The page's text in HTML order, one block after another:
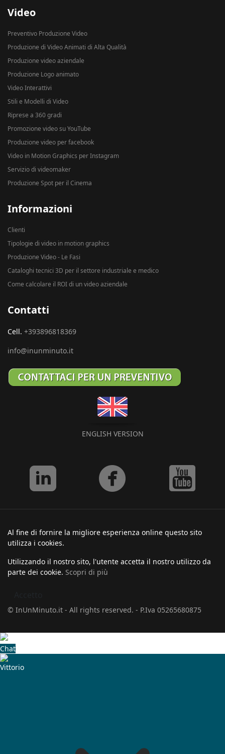
Video
Preventivo Produzione Video
Produzione di Video Animati di Alta Qualità
Produzione video aziendale
Produzione Logo animato
Video Interattivi
Stili e Modelli di Video
Riprese a 360 gradi
Promozione video su YouTube
Produzione video per facebook
Video in Motion Graphics per Instagram
Servizio di videomaker
Produzione Spot per il Cinema
Informazioni
Clienti
Tipologie di video in motion graphics
Produzione Video - Le Fasi
Cataloghi tecnici 3D per il settore industriale e medico
Come calcolare il ROI di un video aziendale
Contatti
Cell. +393896818369
info@inunminuto.it
ENGLISH VERSION
Al fine di fornire la migliore esperienza online questo sito
utilizza i cookies.
Utilizzando il nostro sito, l'utente accetta il nostro utilizzo da
parte dei cookie. Scopri di più
© InUnMinuto.it - All rights reserved. - P.Iva 05265680875
Chat
Vittorio